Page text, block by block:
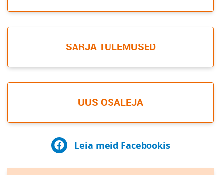
SARJA TULEMUSED
UUS OSALEJA
Leia meid Facebookis